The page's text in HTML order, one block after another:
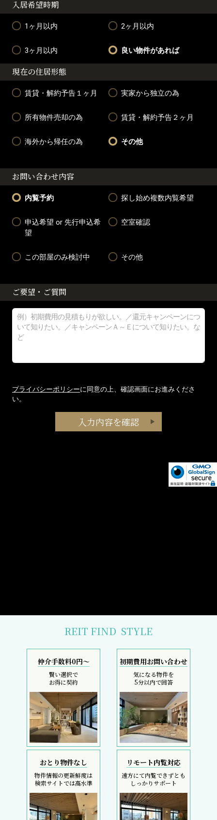
入居希望時期
1ヶ月以内 2ヶ月以内
3ヶ月以内 良い物件があれば
現在の住居形態
賃貸・解約予告１ヶ月 実家から独立の為
所有物件売却の為 賃貸・解約予告２ヶ月
海外から帰任の為 その他
お問い合わせ内容
内覧予約 探し始め複数内覧希望
申込希望 or 先行申込希
望
空室確認
この部屋のみ検討中 その他
ご要望・ご質問
プライバシーポリシーに同意の上、確認画面にお進みくださ
い。
REIT FIND STYLE
仲介手数料0円～
賢い選択で
お得に契約
初期費用お問い合わせ
気になる物件を
5分以内で回答
おとり物件なし
物件情報の更新鮮度は
検索サイトでは高水準
リモート内覧対応
遠方にて内覧できずとも
しっかりサポート